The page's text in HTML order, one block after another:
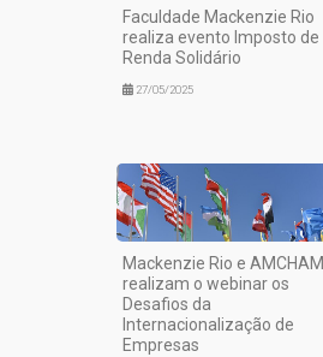
Faculdade Mackenzie Rio
realiza evento Imposto de
Renda Solidário
27/05/2025
Mackenzie Rio e AMCHAM
realizam o webinar os
Desafios da
Internacionalização de
Empresas